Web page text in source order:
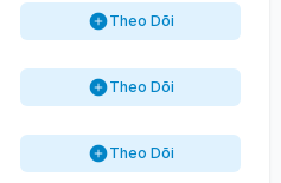
Theo Dõi
Theo Dõi
Theo Dõi